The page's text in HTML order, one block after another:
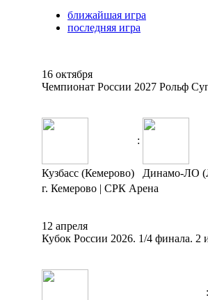
ближайшая игра
последняя игра
16 октября
Чемпионат России 2027 Рольф
:
Кузбасс (Кемерово)
Динамо-ЛО
г. Кемерово | СРК Арена
12 апреля
Кубок России 2026. 1/4 финала. 2
: